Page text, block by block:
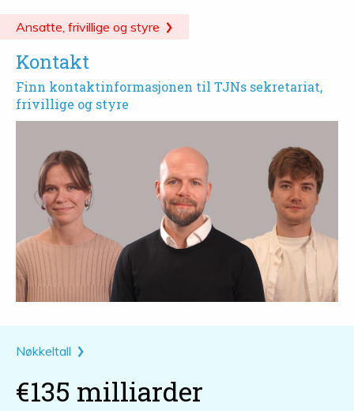
Ansatte, frivillige og styre
Kontakt
Finn kontaktinformasjonen til TJNs sekretariat,
frivillige og styre
Nøkkeltall
€135 milliarder